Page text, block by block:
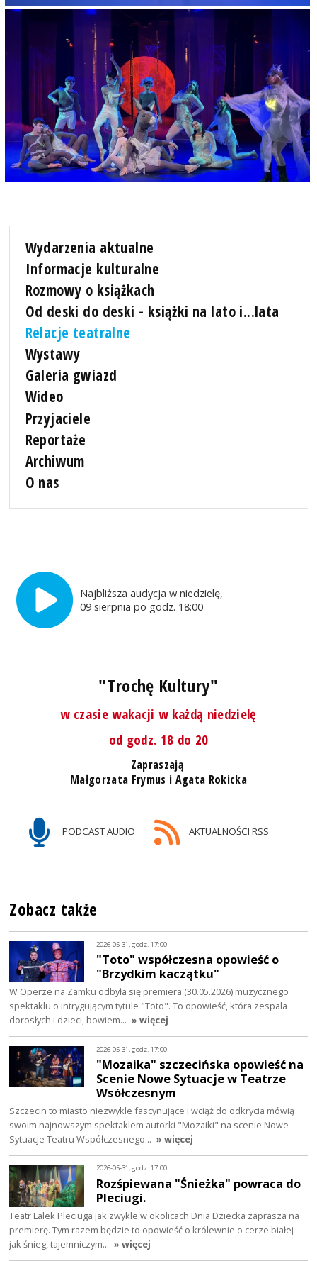
Wydarzenia aktualne
Informacje kulturalne
Rozmowy o książkach
Od deski do deski - książki na lato i...lata
Relacje teatralne
Wystawy
Galeria gwiazd
Wideo
Przyjaciele
Reportaże
Archiwum
O nas
Najbliższa audycja w niedzielę,
09 sierpnia po godz. 18:00
"Trochę Kultury"
w czasie wakacji w każdą niedzielę
od godz. 18 do 20
Zapraszają
Małgorzata Frymus i Agata Rokicka
PODCAST AUDIO AKTUALNOŚCI RSS
Zobacz także
2026-05-31, godz. 17:00
"Toto" współczesna opowieść o
"Brzydkim kaczątku"
W Operze na Zamku odbyła się premiera (30.05.2026) muzycznego
spektaklu o intrygującym tytule "Toto". To opowieść, która zespala
dorosłych i dzieci, bowiem… » więcej
2026-05-31, godz. 17:00
"Mozaika" szczecińska opowieść na
Scenie Nowe Sytuacje w Teatrze
Wsółczesnym
Szczecin to miasto niezwykle fascynujące i wciąż do odkrycia mówią
swoim najnowszym spektaklem autorki "Mozaiki" na scenie Nowe
Sytuacje Teatru Współczesnego… » więcej
2026-05-31, godz. 17:00
Rozśpiewana "Śnieżka" powraca do
Pleciugi.
Teatr Lalek Pleciuga jak zwykle w okolicach Dnia Dziecka zaprasza na
premierę. Tym razem będzie to opowieść o królewnie o cerze białej
jak śnieg, tajemniczym… » więcej